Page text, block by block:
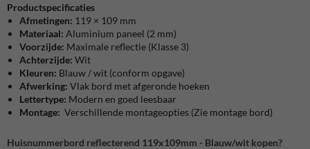
Productspecificaties
Afmetingen: 119 × 109 mm
Materiaal: Aluminium paneel (2 mm)
Voorzijde: Maximale reflectie (Klasse 3)
Achterzijde: Wit
Kleuren: Blauw / wit (conform opgave)
Afwerking: Vlak bord met afgeronde hoeken
Lettertype: Modern en goed leesbaar
Montage: Verschillende montageopties (Zie montage bord)
Huisnummerbord reflecterend 119x109mm - Blauw/wit kopen?